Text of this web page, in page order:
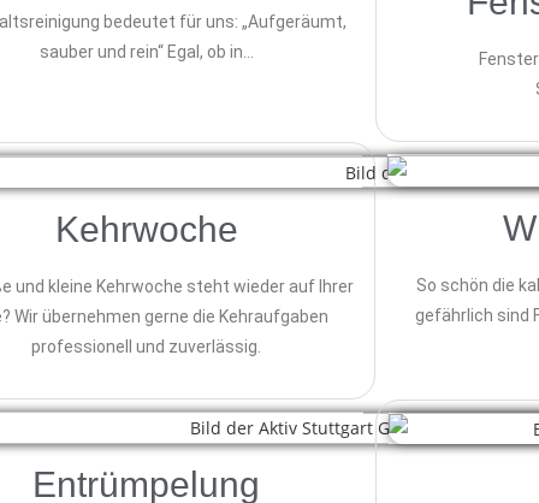
bedeutet für uns: „Aufgeräumt,
sauber und rein“ Egal, ob in…
Kehrwoche
und kleine Kehrwoche steht wieder auf Ihrer
Wir übernehmen gerne die Kehraufgaben
professionell und zuverlässig.
So schön die
gefährlich sind
Entrümpelung